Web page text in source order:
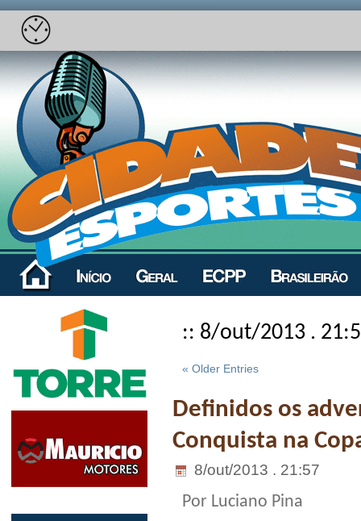
:: 8/out/2013 .
« Older Entries
Definidos os
Conquista na
8/out/2013 . 21:57
Por Luciano Pina